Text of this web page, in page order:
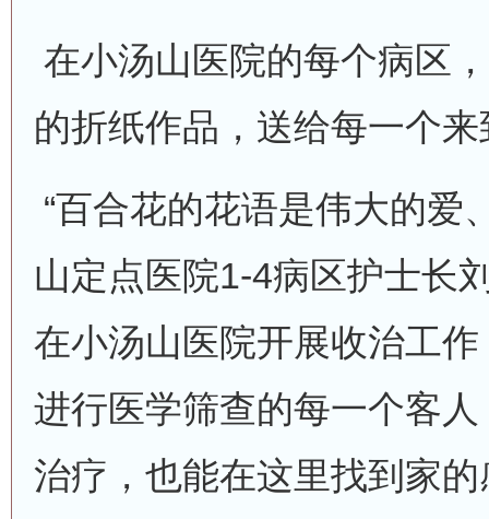
在小汤山医院的每个病区
的折纸作品，送给每一个
“百合花的花语是伟大的爱
山定点医院1-4病区护士长
在小汤山医院开展收治工
进行医学筛查的每一个客
治疗，也能在这里找到家